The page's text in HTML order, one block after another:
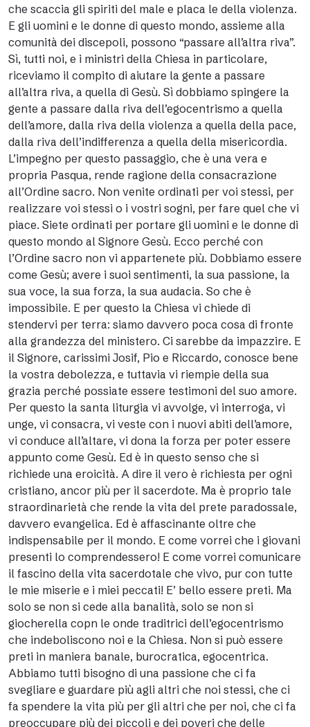
che scaccia gli spiriti del male e placa le della violenza.
E gli uomini e le donne di questo mondo, assieme alla
comunità dei discepoli, possono “passare all’altra riva”.
Sì, tutti noi, e i ministri della Chiesa in particolare,
riceviamo il compito di aiutare la gente a passare
all’altra riva, a quella di Gesù. Sì dobbiamo spingere la
gente a passare dalla riva dell’egocentrismo a quella
dell’amore, dalla riva della violenza a quella della pace,
dalla riva dell’indifferenza a quella della misericordia.
L’impegno per questo passaggio, che è una vera e
propria Pasqua, rende ragione della consacrazione
all’Ordine sacro. Non venite ordinati per voi stessi, per
realizzare voi stessi o i vostri sogni, per fare quel che vi
piace. Siete ordinati per portare gli uomini e le donne di
questo mondo al Signore Gesù. Ecco perché con
l’Ordine sacro non vi appartenete più. Dobbiamo essere
come Gesù; avere i suoi sentimenti, la sua passione, la
sua voce, la sua forza, la sua audacia. So che è
impossibile. E per questo la Chiesa vi chiede di
stendervi per terra: siamo davvero poca cosa di fronte
alla grandezza del ministero. Ci sarebbe da impazzire. E
il Signore, carissimi Josif, Pio e Riccardo, conosce bene
la vostra debolezza, e tuttavia vi riempie della sua
grazia perché possiate essere testimoni del suo amore.
Per questo la santa liturgia vi avvolge, vi interroga, vi
unge, vi consacra, vi veste con i nuovi abiti dell’amore,
vi conduce all’altare, vi dona la forza per poter essere
appunto come Gesù. Ed è in questo senso che si
richiede una eroicità. A dire il vero è richiesta per ogni
cristiano, ancor più per il sacerdote. Ma è proprio tale
straordinarietà che rende la vita del prete paradossale,
davvero evangelica. Ed è affascinante oltre che
indispensabile per il mondo. E come vorrei che i giovani
presenti lo comprendessero! E come vorrei comunicare
il fascino della vita sacerdotale che vivo, pur con tutte
le mie miserie e i miei peccati! E’ bello essere preti. Ma
solo se non si cede alla banalità, solo se non si
giocherella copn le onde traditrici dell’egocentrismo
che indeboliscono noi e la Chiesa. Non si può essere
preti in maniera banale, burocratica, egocentrica.
Abbiamo tutti bisogno di una passione che ci fa
svegliare e guardare più agli altri che noi stessi, che ci
fa spendere la vita più per gli altri che per noi, che ci fa
preoccupare più dei piccoli e dei poveri che delle